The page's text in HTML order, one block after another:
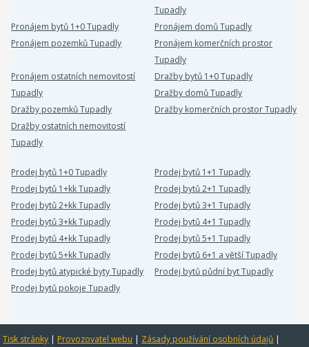
Tupadly
Pronájem bytů 1+0 Tupadly
Pronájem domů Tupadly
Pronájem pozemků Tupadly
Pronájem komerčních prostor
Tupadly
Pronájem ostatních nemovitostí
Tupadly
Dražby bytů 1+0 Tupadly
Dražby domů Tupadly
Dražby pozemků Tupadly
Dražby komerčních prostor Tupadly
Dražby ostatních nemovitostí
Tupadly
Prodej bytů 1+0 Tupadly
Prodej bytů 1+1 Tupadly
Prodej bytů 1+kk Tupadly
Prodej bytů 2+1 Tupadly
Prodej bytů 2+kk Tupadly
Prodej bytů 3+1 Tupadly
Prodej bytů 3+kk Tupadly
Prodej bytů 4+1 Tupadly
Prodej bytů 4+kk Tupadly
Prodej bytů 5+1 Tupadly
Prodej bytů 5+kk Tupadly
Prodej bytů 6+1 a větší Tupadly
Prodej bytů atypické byty Tupadly
Prodej bytů půdní byt Tupadly
Prodej bytů pokoje Tupadly
Tisk stránky | Provozovatel webu | Zásady používání osobních údajů |